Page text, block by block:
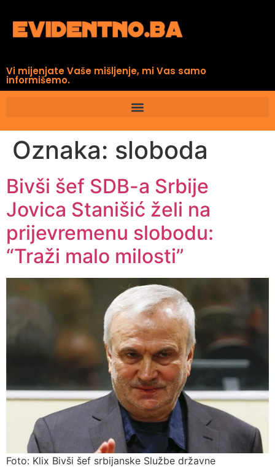
Vi mijenjate Vaše mišljenje, mi Vas samo
informišemo.
Oznaka: sloboda
Bivši šef SDB-a Srbije
Jovica Stanišić želi na
prijevremenu slobodu:
“Traži malo milosti”
Foto: Klix Bivši šef srbijanske Službe državne